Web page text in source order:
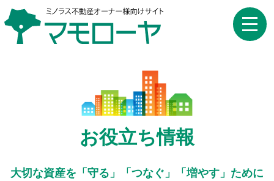
toggle
お役立ち情報
大切な資産を「守る」「つなぐ」「増やす」ために